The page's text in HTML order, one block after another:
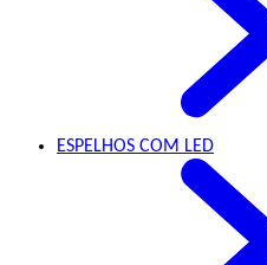
ESPELHOS COM LED